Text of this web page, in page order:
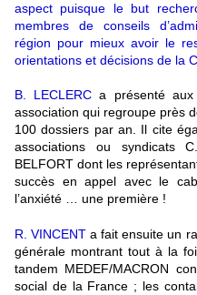
aspect puisque le but
membres de conseils
région pour mieux avoir le
orientations et décisions de la
B. LECLERCa présenté aux
association qui regroupe près
100 dossiers par an. Il cite
associations ou syndicats
BELFORT dont les
succès en appel avec le
l’anxiété … une première !
R. VINCENT a fait ensuite un
générale montrant tout à la
tandem MEDEF/MACRON
social de la France ; les